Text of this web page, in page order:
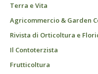
Terra e Vita
Agricommercio & Garden
Rivista di Orticoltura e
Il Contoterzista
Frutticoltura